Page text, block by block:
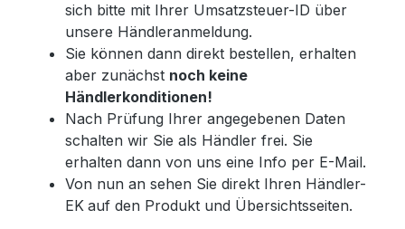
sich bitte mit Ihrer Umsatzsteuer-ID über
unsere Händleranmeldung.
Sie können dann direkt bestellen, erhalten
aber zunächst noch keine
Händlerkonditionen!
Nach Prüfung Ihrer angegebenen Daten
schalten wir Sie als Händler frei. Sie
erhalten dann von uns eine Info per E-Mail.
Von nun an sehen Sie direkt Ihren Händler-
EK auf den Produkt und Übersichtsseiten.